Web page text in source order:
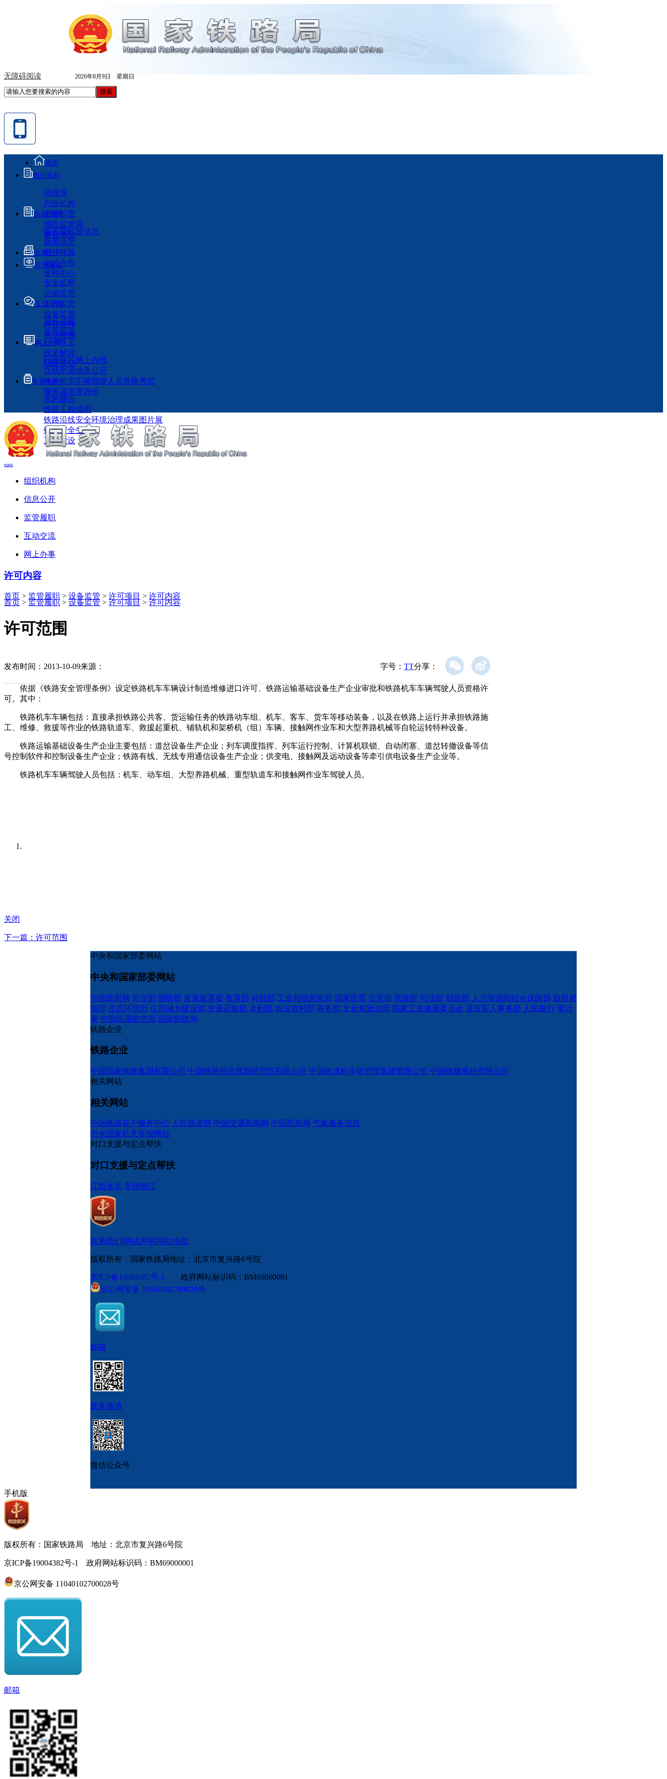
无障碍阅读 2026年8月9日 星期日
首页
组织机构
局领导
内设机构
主要职责
地区监管局
事业单位
新闻资讯
国务院时政信息
新闻信息
图片视频
交流合作
资料中心
信息公开
监管履职
安全监察
运输监管
工程监管
设备监管
科技管理
执法检查
互动交流
局长信箱
咨询投诉
征求意见
政策解读
回应关切
网上办事
行政许可网上办理
在线申请信息公开
铁路机车车辆驾驶人员资格考试
服务满意度评价
专题专栏
党的建设
铁路工程信用
铁路沿线安全环境治理成果图片展
铁路安全生产月
工程建设
电脑端
组织机构
信息公开
监管履职
互动交流
网上办事
许可内容
首页 > 监管履职 > 设备监管 > 许可项目 > 许可内容
首页 > 监管履职 > 设备监管 > 许可项目 > 许可内容
许可范围
发布时间：2013-10-09来源： 分享：
字号： TT
依据《铁路安全管理条例》设定铁路机车车辆设计制造维修进口许可、铁路运输基础设备生产企业审批和铁路机车车辆驾驶人员资格许
可。其中：
铁路机车车辆包括：直接承担铁路公共客、货运输任务的铁路动车组、机车、客车、货车等移动装备，以及在铁路上运行并承担铁路施
工、维修、救援等作业的铁路轨道车、救援起重机、铺轨机和架桥机（组）车辆、接触网作业车和大型养路机械等自轮运转特种设备。
铁路运输基础设备生产企业主要包括：道岔设备生产企业；列车调度指挥、列车运行控制、计算机联锁、自动闭塞、道岔转撤设备等信
号控制软件和控制设备生产企业；铁路有线、无线专用通信设备生产企业；供变电、接触网及远动设备等牵引供电设备生产企业等。
铁路机车车辆驾驶人员包括：机车、动车组、大型养路机械、重型轨道车和接触网作业车驾驶人员。
关闭
下一篇：许可范围
中央和国家部委网站
中央和国家部委网站
中国政府网 外交部 国防部 发展改革委 教育部 科技部 工业和信息化部 国家民委 公安部 民政部 司法部 财政部 人力资源和社会保障部 自然资
源部 生态环境部 住房城乡建设部 交通运输部 水利部 农业农村部 商务部 文化和旅游部 国家卫生健康委员会 退役军人事务部 人民银行 审计
署 中国民用航空局 国家邮政局
铁路企业
铁路企业
中国国家铁路集团有限公司 中国铁路经济规划研究院有限公司 中国铁道科学研究院集团有限公司 中国铁建股份有限公司
相关网站
相关网站
中国铁路客户服务中心 人民铁道网 中国交通新闻网 中国民航网 气象服务信息
中央国家机关举报网站
对口支援与定点帮扶
对口支援与定点帮扶
江西永丰 贵州榕江
联系我们|网站声明|网站地图
版权所有：国家铁路局地址：北京市复兴路6号院
京ICP备19004382号-1
政府网站标识码：BM69000001
京公网安备 11040102700028号
邮箱
政务微博
微信公众号
手机版
版权所有：国家铁路局 地址：北京市复兴路6号院
京ICP备19004382号-1 政府网站标识码：BM69000001
京公网安备 11040102700028号
邮箱